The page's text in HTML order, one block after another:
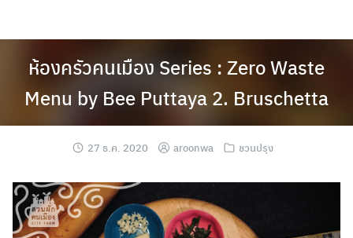
ห้องครัวคนเมือง Series : Zero Waste
Menu by Bee Puttaya 2. Bruschetta
27 ธ.ค. 2020 aroonwa ชวนปรุง